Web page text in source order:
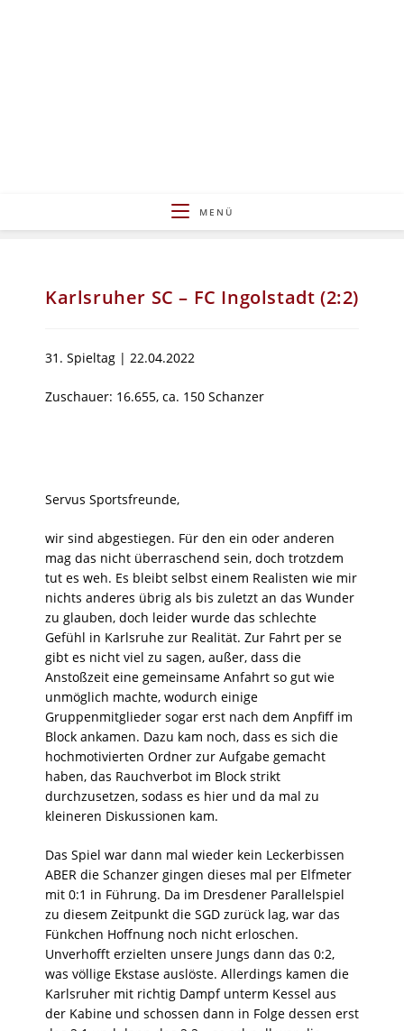
MENÜ
Karlsruher SC – FC Ingolstadt (2:2)
31. Spieltag | 22.04.2022
Zuschauer: 16.655, ca. 150 Schanzer
Servus Sportsfreunde,
wir sind abgestiegen. Für den ein oder anderen
mag das nicht überraschend sein, doch trotzdem
tut es weh. Es bleibt selbst einem Realisten wie mir
nichts anderes übrig als bis zuletzt an das Wunder
zu glauben, doch leider wurde das schlechte
Gefühl in Karlsruhe zur Realität. Zur Fahrt per se
gibt es nicht viel zu sagen, außer, dass die
Anstoßzeit eine gemeinsame Anfahrt so gut wie
unmöglich machte, wodurch einige
Gruppenmitglieder sogar erst nach dem Anpfiff im
Block ankamen. Dazu kam noch, dass es sich die
hochmotivierten Ordner zur Aufgabe gemacht
haben, das Rauchverbot im Block strikt
durchzusetzen, sodass es hier und da mal zu
kleineren Diskussionen kam.
Das Spiel war dann mal wieder kein Leckerbissen
ABER die Schanzer gingen dieses mal per Elfmeter
mit 0:1 in Führung. Da im Dresdener Parallelspiel
zu diesem Zeitpunkt die SGD zurück lag, war das
Fünkchen Hoffnung noch nicht erloschen.
Unverhofft erzielten unsere Jungs dann das 0:2,
was völlige Ekstase auslöste. Allerdings kamen die
Karlsruher mit richtig Dampf unterm Kessel aus
der Kabine und schossen dann in Folge dessen erst